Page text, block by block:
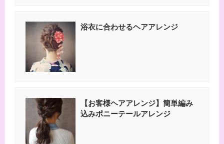
浴衣に合わせるヘアアレンジ
【お客様ヘアアレンジ】簡単編み
込みポニーテールアレンジ